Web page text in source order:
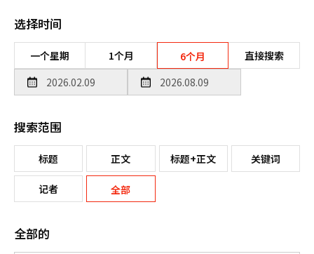
选择时间
一个星期 1个月 6个月 直接搜索
搜索范围
标题 正文 标题+正文 关键词
记者 全部
全部的